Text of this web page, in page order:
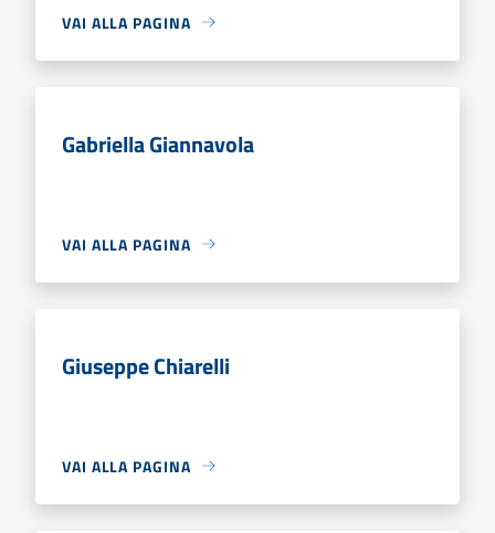
VAI ALLA PAGINA
Gabriella Giannavola
VAI ALLA PAGINA
Giuseppe Chiarelli
VAI ALLA PAGINA